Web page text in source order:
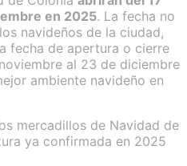
en 2025. La fecha no
navideños de la ciudad,
fecha de apertura o cierre
al 23 de diciembre
ambiente navideño en
mercadillos de Navidad de
ya confirmada en 2025